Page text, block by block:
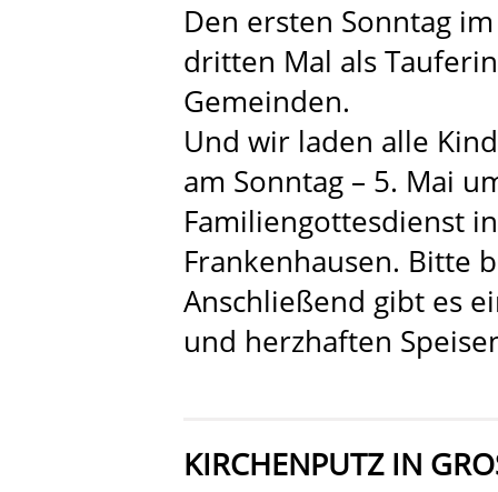
Den ersten Sonntag
dritten Mal als
Gemeinden.
Und wir laden alle
am Sonntag – 5. Mai
Familiengottesdienst
Frankenhausen. Bitte
Anschließend gibt es
und herzhaften
KIRCHENPUTZ IN